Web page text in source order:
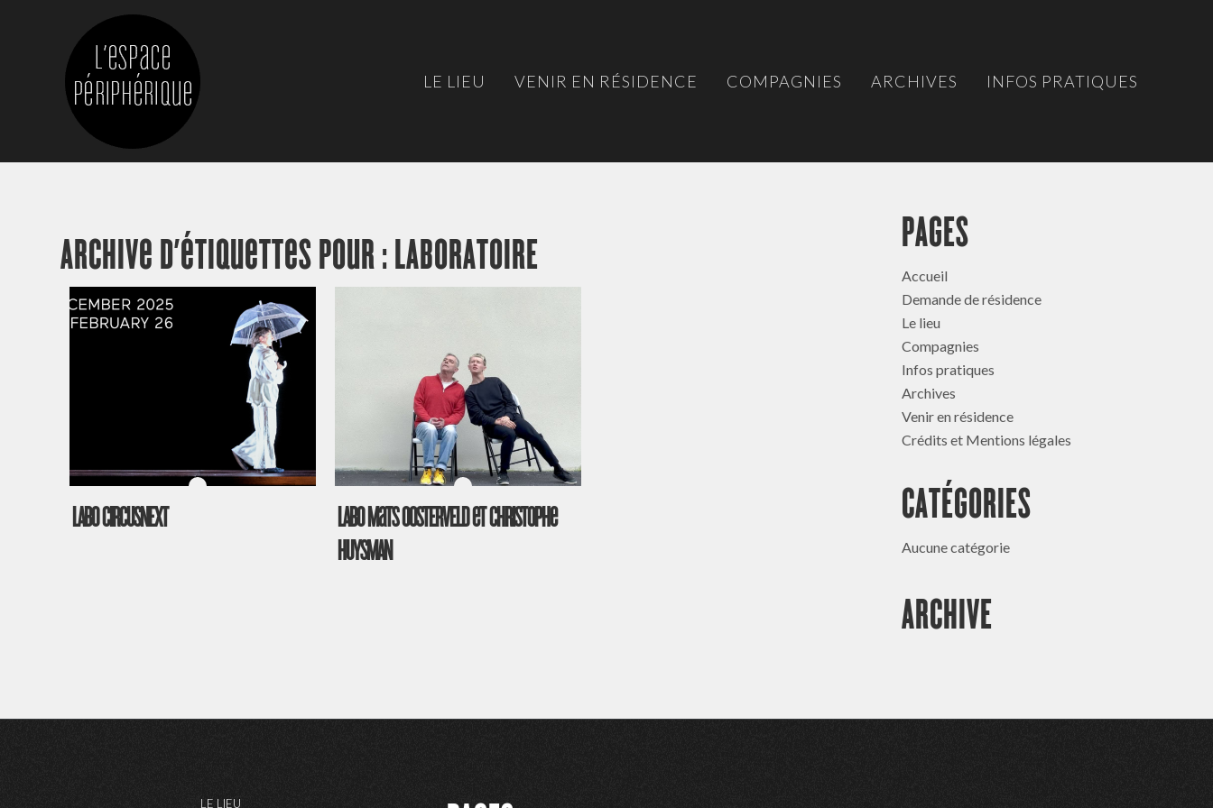
LE LIEU VENIR EN RÉSIDENCE COMPAGNIES ARCHIVES INFOS PRATIQUES
Archive d’étiquettes pour : LABORATOIRE
LABO CIRCUSNEXT
LABO Mats OOSTERVELD et Christophe
HUYSMAN
PAGES
Accueil
Demande de résidence
Le lieu
Compagnies
Infos pratiques
Archives
Venir en résidence
Crédits et Mentions légales
CATÉGORIES
Aucune catégorie
ARCHIVE
LE LIEU